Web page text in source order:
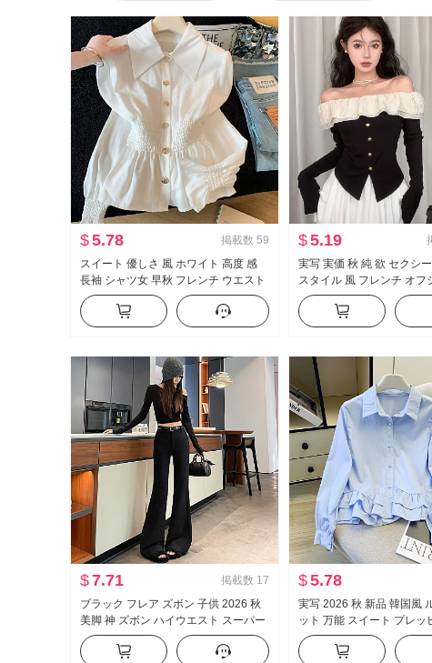
$5.78 掲載数 59
スイート 優しさ 風 ホワイト 高度 感
長袖 シャツ女 早秋 フレンチ ウエスト
シェイプ スリム効果 トップス
$5.19
実写 実価 秋 純 欲 セクシ
スタイル 風 フレンチ オフ
長袖 Tシャツ 女性 フリル
ェイプ トップス
$7.71 掲載数 17
ブラック フレア ズボン 子供 2026 秋
美脚 神 ズボン ハイウエスト スーパー
モデル ズボン スリムフィット 伸縮性
カジュアル ラッパ スラックス
$5.78
実写 2026 秋 新品 韓国風
ット 万能 スイート プレッ
ル フリル 長袖 シャツ レ
プス